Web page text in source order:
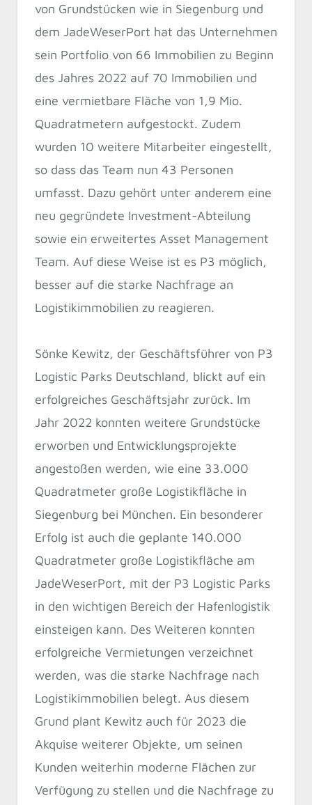
von Grundstücken wie in Siegenburg und
dem JadeWeserPort hat das Unternehmen
sein Portfolio von 66 Immobilien zu Beginn
des Jahres 2022 auf 70 Immobilien und
eine vermietbare Fläche von 1,9 Mio.
Quadratmetern aufgestockt. Zudem
wurden 10 weitere Mitarbeiter eingestellt,
so dass das Team nun 43 Personen
umfasst. Dazu gehört unter anderem eine
neu gegründete Investment-Abteilung
sowie ein erweitertes Asset Management
Team. Auf diese Weise ist es P3 möglich,
besser auf die starke Nachfrage an
Logistikimmobilien zu reagieren.
Sönke Kewitz, der Geschäftsführer von P3
Logistic Parks Deutschland, blickt auf ein
erfolgreiches Geschäftsjahr zurück. Im
Jahr 2022 konnten weitere Grundstücke
erworben und Entwicklungsprojekte
angestoßen werden, wie eine 33.000
Quadratmeter große Logistikfläche in
Siegenburg bei München. Ein besonderer
Erfolg ist auch die geplante 140.000
Quadratmeter große Logistikfläche am
JadeWeserPort, mit der P3 Logistic Parks
in den wichtigen Bereich der Hafenlogistik
einsteigen kann. Des Weiteren konnten
erfolgreiche Vermietungen verzeichnet
werden, was die starke Nachfrage nach
Logistikimmobilien belegt. Aus diesem
Grund plant Kewitz auch für 2023 die
Akquise weiterer Objekte, um seinen
Kunden weiterhin moderne Flächen zur
Verfügung zu stellen und die Nachfrage zu